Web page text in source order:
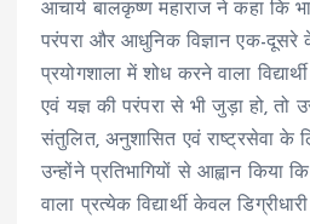
आचार्य बालकृष्ण महाराज ने कहा कि
परंपरा और आधुनिक विज्ञान एक-
प्रयोगशाला में शोध करने वाला
एवं यज्ञ की परंपरा से भी जुड़ा हो, तो
संतुलित, अनुशासित एवं राष्ट्रसेवा के
उन्होंने प्रतिभागियों से आह्वान किया
वाला प्रत्येक विद्यार्थी केवल